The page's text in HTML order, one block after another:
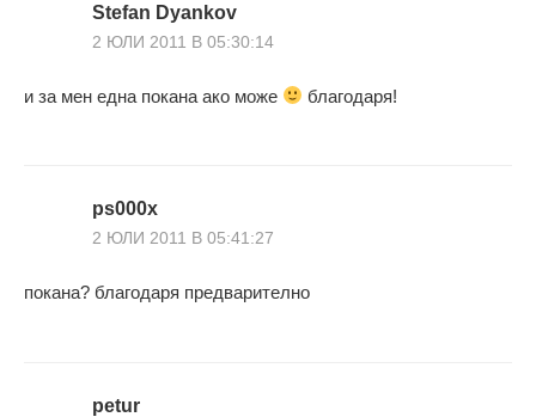
Stefan Dyankov
2 ЮЛИ 2011 В 05:30:14
и за мен една покана ако може благодаря!
ps000x
2 ЮЛИ 2011 В 05:41:27
покана? благодаря предварително
petur